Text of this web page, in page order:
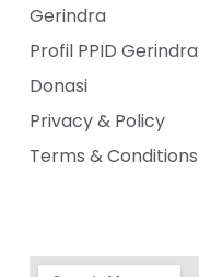
Gerindra
Profil PPID Gerindra
Donasi
Privacy & Policy
Terms & Conditions